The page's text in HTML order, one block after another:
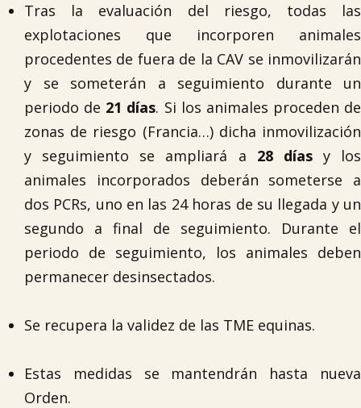
Tras la evaluación del riesgo, todas las
explotaciones que incorporen animales
procedentes de fuera de la CAV se inmovilizarán
y se someterán a seguimiento durante un
periodo de 21 días. Si los animales proceden de
zonas de riesgo (Francia…) dicha inmovilización
y seguimiento se ampliará a 28 díasy los
animales incorporados deberán someterse a
dos PCRs, uno en las 24 horas de su llegada y un
segundo a final de seguimiento. Durante el
periodo de seguimiento, los animales deben
permanecer desinsectados.
Se recupera la validez de las TME equinas.
Estas medidas se mantendrán hasta nueva
Orden.